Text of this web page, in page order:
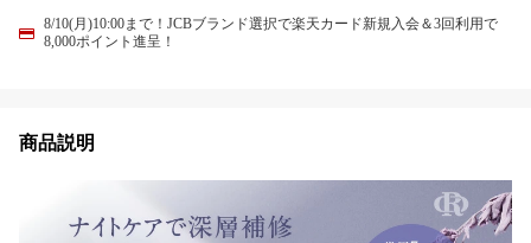
8/10(月)10:00まで！JCBブランド選択で楽天カード新規入会＆3回利用で
8,000ポイント進呈！
商品説明